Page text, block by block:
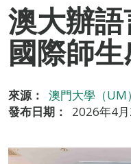
澳大辦
國際師
來源：
澳門大學（UM）
發布日期：
2026年4